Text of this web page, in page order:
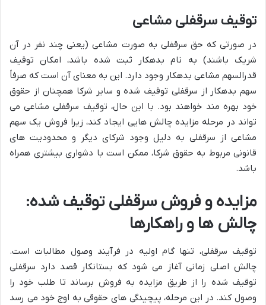
توقیف سرقفلی مشاعی
در صورتی که حق سرقفلی به صورت مشاعی (یعنی چند نفر در آن
شریک باشند) به نام بدهکار ثبت شده باشد، امکان توقیف
قدرالسهم مشاعی بدهکار وجود دارد. این به معنای آن است که صرفاً
سهم بدهکار از سرقفلی توقیف شده و سایر شرکا همچنان از حقوق
خود بهره مند خواهند بود. با این حال، توقیف سرقفلی مشاعی می
تواند در مرحله مزایده چالش هایی ایجاد کند، زیرا فروش یک سهم
مشاعی از سرقفلی به دلیل وجود شرکای دیگر و محدودیت های
قانونی مربوط به حقوق شرکا، ممکن است با دشواری بیشتری همراه
باشد.
مزایده و فروش سرقفلی توقیف شده:
چالش ها و راهکارها
توقیف سرقفلی، تنها گام اولیه در فرآیند وصول مطالبات است.
چالش اصلی زمانی آغاز می شود که بستانکار قصد دارد سرقفلی
توقیف شده را از طریق مزایده به فروش برساند تا طلب خود را
وصول کند. در این مرحله، پیچیدگی های حقوقی به اوج خود می رسد